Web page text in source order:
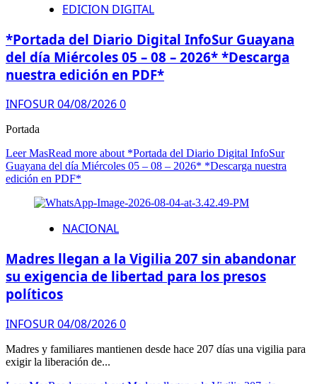
EDICION DIGITAL
*Portada del Diario Digital InfoSur Guayana
del día Miércoles 05 – 08 – 2026* *Descarga
nuestra edición en PDF*
INFOSUR04/08/20260
Portada
Leer MasRead more about *Portada del Diario Digital InfoSur
Guayana del día Miércoles 05 – 08 – 2026* *Descarga nuestra
edición en PDF*
NACIONAL
Madres llegan a la Vigilia 207 sin abandonar
su exigencia de libertad para los presos
políticos
INFOSUR04/08/20260
Madres y familiares mantienen desde hace 207 días una vigilia para
exigir la liberación de...